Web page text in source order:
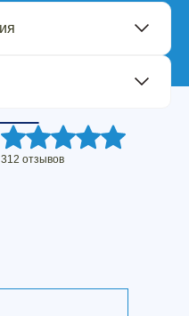
312 отзывов